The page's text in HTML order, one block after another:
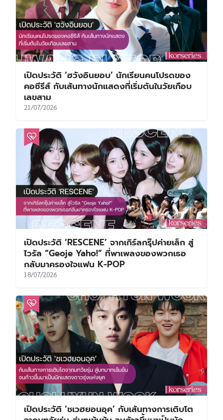
เปิดประวัติ ‘ฮวังอินยอบ’ นักเรียนคนโปรดของ
คอซีรีส์ กับเส้นทางนักแสดงที่เริ่มต้นในวัยเกือบ
เลขสาม
21/07/2026
เปิดประวัติ ‘RESCENE’ จากเกิร์ลกรุ๊ปค่ายเล็ก สู่
ไวรัล “Geoje Yaho!” ที่พาเพลงของพวกเธอ
กลับมาครองใจแฟน K-POP
18/07/2026
เปิดประวัติ ‘ชเวฮยอนอุค’ กับเส้นทางการเติบโต